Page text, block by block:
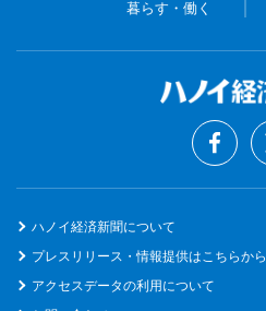
暮らす・働く
ハノイ経済新聞について
プレスリリース・情報提供はこちらから
アクセスデータの利用について